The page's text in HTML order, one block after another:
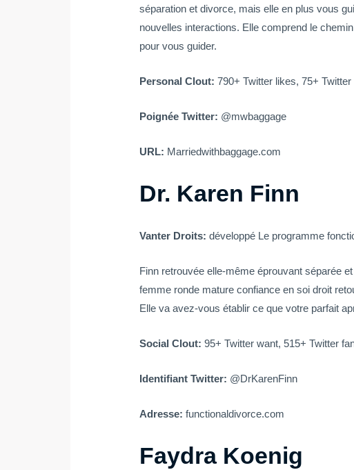
séparation et divorce, mais elle en plus vous
nouvelles interactions. Elle comprend le
pour vous guider.
Personal Clout:790+ Twitter likes, 75+ Twitter
Poignée Twitter: @mwbaggage
URL: Marriedwithbaggage.com
Dr. Karen Finn
Vanter Droits:développé Le programme
Finn retrouvée elle-même éprouvant séparée
femme ronde mature confiance en soi droit
Elle va avez-vous établir ce que votre parfait
Social Clout:95+ Twitter want, 515+ Twitter
Identifiant Twitter: @DrKarenFinn
Adresse:functionaldivorce.com
Faydra Koenig